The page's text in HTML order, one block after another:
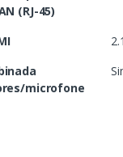
(RJ-45)
2.1
microfone